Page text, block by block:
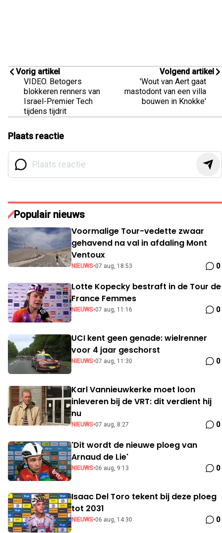
Vorig artikel
VIDEO. Betogers
blokkeren renners van
Israel-Premier Tech
tijdens tijdrit
Volgend artikel
'Wout van Aert gaat
mastodont van een villa
bouwen in Knokke'
Plaats reactie
Populair nieuws
Voormalige Tour-vedette zwaar
gehavend na val in afdaling Mont
Ventoux
NIEUWS•07 aug, 18:53 0
Lotte Kopecky bestraft in de Tour de
France Femmes
NIEUWS•07 aug, 11:16 0
UCI kent geen genade: wielrenner
voor 4 jaar geschorst
NIEUWS•07 aug, 11:30 0
Karl Vannieuwkerke moet loon
inleveren bij de VRT: dit verdient hij
nu
NIEUWS•07 aug, 8:27 0
'Dit wordt de nieuwe ploeg van
Arnaud de Lie'
NIEUWS•06 aug, 9:13 0
Isaac Del Toro tekent bij deze ploeg
tot 2031
NIEUWS•06 aug, 14:30 0